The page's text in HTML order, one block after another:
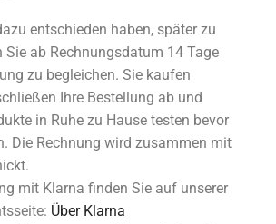
entschieden haben, später zu
Sie ab Rechnungsdatum 14 Tage
zu begleichen. Sie kaufen
Ihre Bestellung ab und
in Ruhe zu Hause testen bevor
Die Rechnung wird zusammen mit
mit Klarna finden Sie auf unserer
Über Klarna